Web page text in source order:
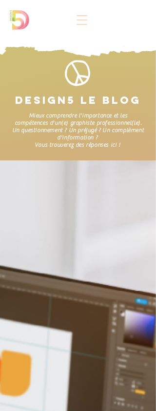
DESIGN5 LE BLOG
Mieux comprendre l'importance et les
compétences d'un(e) graphiste professionnel(le).
Un questionnement ? Un préjugé ? Un complèment
d'information ?
Vous trouverez des réponses ici !